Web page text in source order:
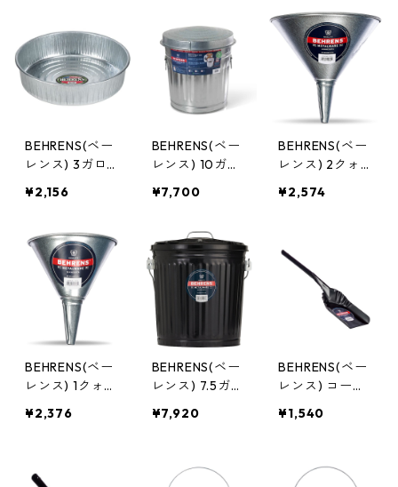
BEHRENS(ベー
レンス) 3ガロ
ィーパン スチ
メリカ製 バケ
ツ 2168
¥2,156
BEHRENS(ベー
レンス) 10ガロ
ス（ふた付き）
ル製ペール ア
メリカ製 6210
¥7,700
BEHRENS(ベー
レンス) 2クォ
ァンネル スチ
GF52
¥2,574
BEHRENS(ベー
レンス) 1クォー
ンネル スチー
51
¥2,376
BEHRENS(ベー
レンス) 7.5ガロ
ラック スチー
¥7,920
BEHRENS(ベー
レンス) コール
ール製 石炭シ
¥1,540